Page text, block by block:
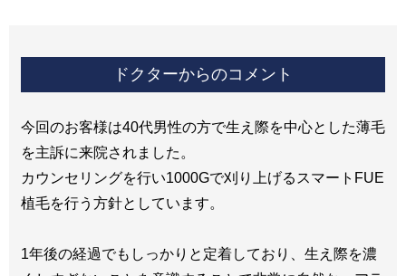
ドクターからのコメント
今回のお客様は40代男性の方で生え際を中心とした薄毛
を主訴に来院されました。
カウンセリングを行い1000Gで刈り上げるスマートFUE
植毛を行う方針としています。
1年後の経過でもしっかりと定着しており、生え際を濃